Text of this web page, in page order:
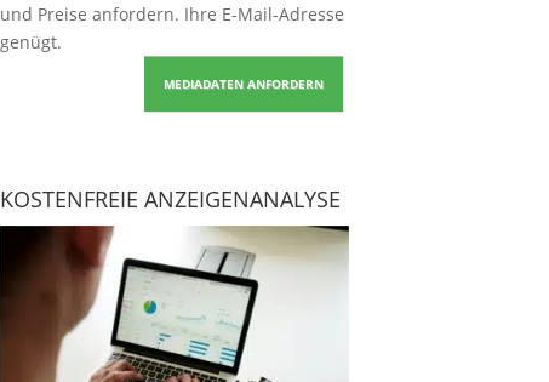
und Preise anfordern. Ihre E-Mail-Adresse
genügt.
MEDIADATEN ANFORDERN
KOSTENFREIE ANZEIGENANALYSE